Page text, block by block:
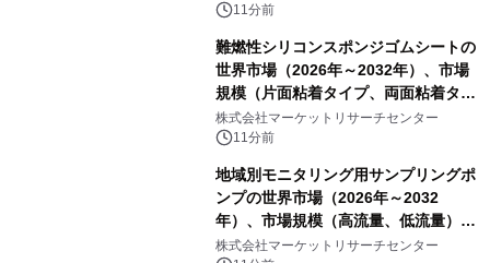
11分前
難燃性シリコンスポンジゴムシートの
世界市場（2026年～2032年）、市場
規模（片面粘着タイプ、両面粘着タイ
プ）・分析レポートを発表
株式会社マーケットリサーチセンター
11分前
地域別モニタリング用サンプリングポ
ンプの世界市場（2026年～2032
年）、市場規模（高流量、低流量）・
分析レポートを発表
株式会社マーケットリサーチセンター